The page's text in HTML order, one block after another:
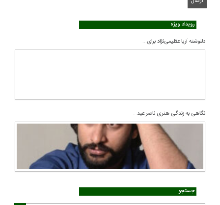
رویداد ویژه
دلنوشته آریا عظیمی‌نژاد برای...
نگاهی به زندگی هنری ناصر عبد...
جستجو